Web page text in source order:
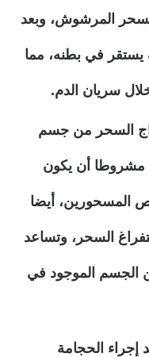
السحر المرشوش، وبعد
في بطنه، مما
سريان الدم.
السحر من جسم
أن يكون
المسحورين، أيضا
السحر، وتساعد
الجسم الموجود في
إجراء الحجامة